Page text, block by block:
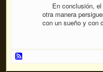
En conclusión, el
otra manera
con un sueño y con